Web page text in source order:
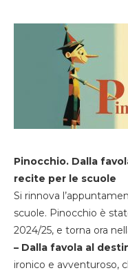
Pinocchio. Dalla
recite per le scuole
Si rinnova
scuole. Pinocchio è
2024/25, e torna ora
– Dalla favola al
ironico e avventuroso,